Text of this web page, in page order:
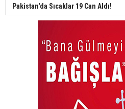
Pakistan'da Sıcaklar 19 Can Aldı!